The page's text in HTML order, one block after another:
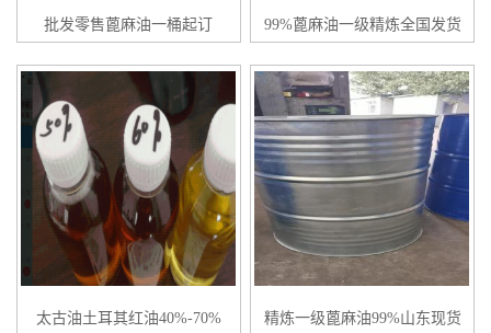
批发零售蓖麻油一桶起订 99%蓖麻油一级精炼全国发货
太古油土耳其红油40%-70% 精炼一级蓖麻油99%山东现货